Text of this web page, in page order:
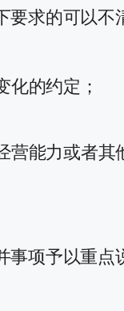
求的可以不
化的约定；
营能力或者
项予以重点